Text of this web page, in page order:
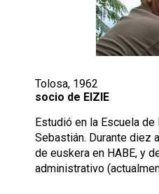
Tolosa, 1962
socio de EIZIE
Estudió en la Escuela
Sebastián. Durante diez
de euskera en HABE, y
administrativo